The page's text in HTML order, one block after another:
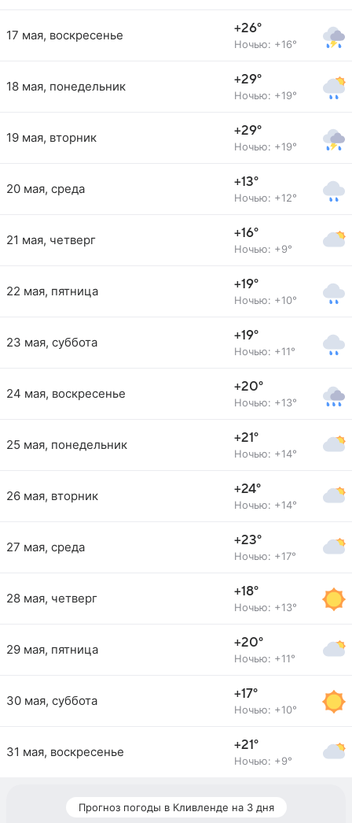
17 мая, воскресенье +26°
Ночью: +16°
18 мая, понедельник +29°
Ночью: +19°
19 мая, вторник +29°
Ночью: +19°
20 мая, среда +13°
Ночью: +12°
21 мая, четверг +16°
Ночью: +9°
22 мая, пятница +19°
Ночью: +10°
23 мая, суббота +19°
Ночью: +11°
24 мая, воскресенье +20°
Ночью: +13°
25 мая, понедельник +21°
Ночью: +14°
26 мая, вторник +24°
Ночью: +14°
27 мая, среда +23°
Ночью: +17°
28 мая, четверг +18°
Ночью: +13°
29 мая, пятница +20°
Ночью: +11°
30 мая, суббота +17°
Ночью: +10°
31 мая, воскресенье +21°
Ночью: +9°
Прогноз погоды в Кливленде на 3 дня